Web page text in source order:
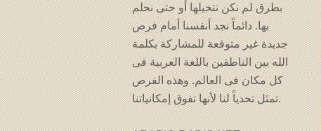
بطرق لم نكن نتخيلها أو حتى نحلم
بها. دائماً نجد أنفسنا أمام فرص
جديدة غير متوقعة للمشاركة بكلمة
الله بين الناطقين باللغة العربية فى
كل مكان فى العالم. وهذه الفرص
تمثل تحدياً لنا لأنها تفوق إمكانياتنا.